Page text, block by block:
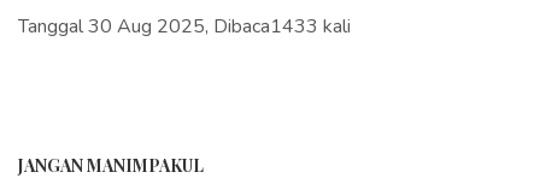
Tanggal 30 Aug 2025, Dibaca1433 kali
JANGAN MANIMPAKUL